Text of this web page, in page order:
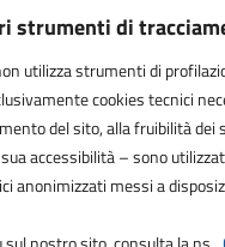
strumenti di
utilizza strumenti di
cookies tecnici
del sito, alla fruibilità dei
accessibilità – sono
anonimizzati messi a
- 80038 Pomigliano D'Arco
naic8g1003@istruzione.it -
UIECQ7
NAIC8G1003
& Powered by 3D